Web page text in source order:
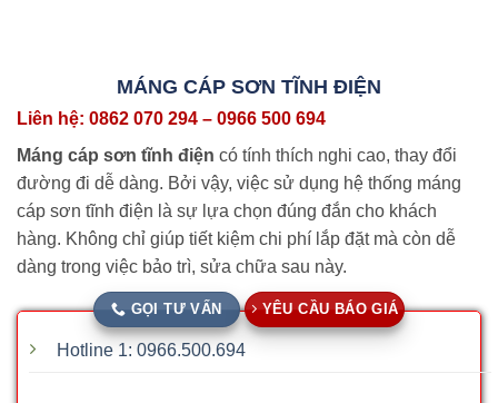
MÁNG CÁP SƠN TĨNH ĐIỆN
Liên hệ: 0862 070 294 – 0966 500 694
Máng cáp sơn tĩnh điện có tính thích nghi cao, thay đổi
đường đi dễ dàng. Bởi vậy, việc sử dụng hệ thống máng
cáp sơn tĩnh điện là sự lựa chọn đúng đắn cho khách
hàng. Không chỉ giúp tiết kiệm chi phí lắp đặt mà còn dễ
dàng trong việc bảo trì, sửa chữa sau này.
GỌI TƯ VẤN YÊU CẦU BÁO GIÁ
Hotline 1: 0966.500.694